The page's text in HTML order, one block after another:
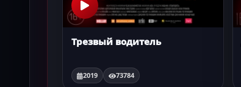
Трезвый водитель
2019 73784